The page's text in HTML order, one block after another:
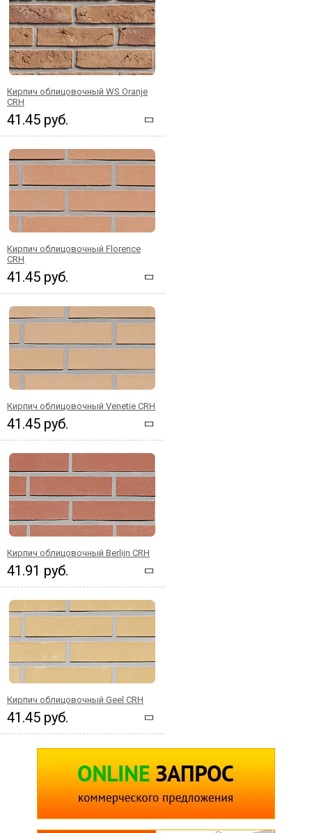
Кирпич облицовочный WS Oranje
CRH
41.45 руб.
Кирпич облицовочный Florence
CRH
41.45 руб.
Кирпич облицовочный Venetie CRH
41.45 руб.
Кирпич облицовочный Berlijn CRH
41.91 руб.
Кирпич облицовочный Geel CRH
41.45 руб.